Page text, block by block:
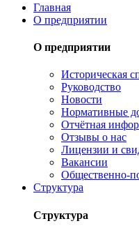
Главная
О предприятии
О предприятии
Историческая
Руководство
Новости
Нормативные
Отчётная
Отзывы о нас
Лицензии и
Вакансии
Общественно-
Структура
Структура